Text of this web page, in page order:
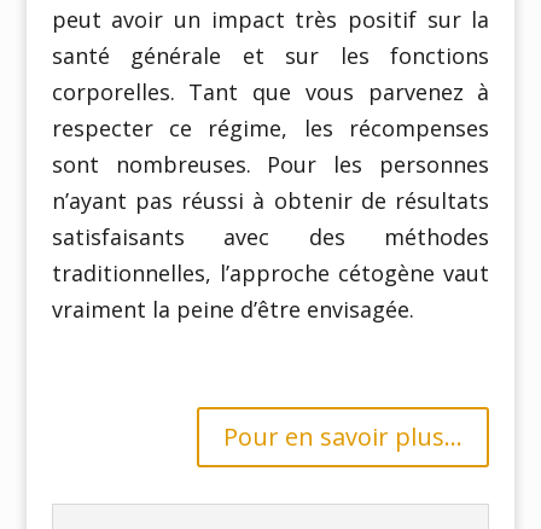
peut avoir un impact très positif sur la
santé générale et sur les fonctions
corporelles. Tant que vous parvenez à
respecter ce régime, les récompenses
sont nombreuses. Pour les personnes
n’ayant pas réussi à obtenir de résultats
satisfaisants avec des méthodes
traditionnelles, l’approche cétogène vaut
vraiment la peine d’être envisagée.
Pour en savoir plus...